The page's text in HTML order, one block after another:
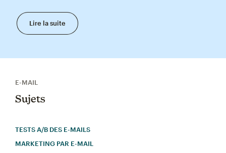
Lire la suite
E-MAIL
Sujets
TESTS A/B DES E-MAILS
MARKETING PAR E-MAIL